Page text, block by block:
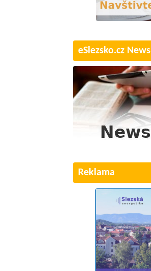
eSlezsko.cz News
Reklama